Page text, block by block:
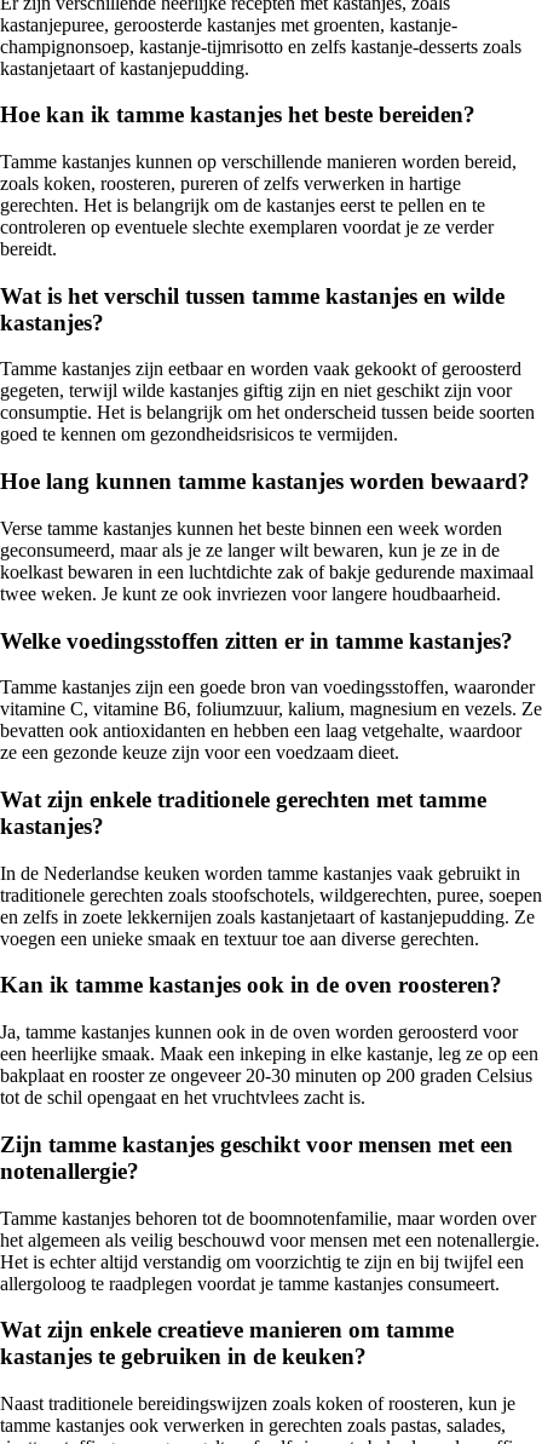
kastanjepuree, geroosterde kastanjes met groenten, kastanje-
champignonsoep, kastanje-tijmrisotto en zelfs kastanje-desserts zoals
kastanjetaart of kastanjepudding.
Hoe kan ik tamme kastanjes het beste bereiden?
Tamme kastanjes kunnen op verschillende manieren worden bereid,
zoals koken, roosteren, pureren of zelfs verwerken in hartige
gerechten. Het is belangrijk om de kastanjes eerst te pellen en te
controleren op eventuele slechte exemplaren voordat je ze verder
bereidt.
Wat is het verschil tussen tamme kastanjes en wilde
kastanjes?
Tamme kastanjes zijn eetbaar en worden vaak gekookt of geroosterd
gegeten, terwijl wilde kastanjes giftig zijn en niet geschikt zijn voor
consumptie. Het is belangrijk om het onderscheid tussen beide soorten
goed te kennen om gezondheidsrisicos te vermijden.
Hoe lang kunnen tamme kastanjes worden bewaard?
Verse tamme kastanjes kunnen het beste binnen een week worden
geconsumeerd, maar als je ze langer wilt bewaren, kun je ze in de
koelkast bewaren in een luchtdichte zak of bakje gedurende maximaal
twee weken. Je kunt ze ook invriezen voor langere houdbaarheid.
Welke voedingsstoffen zitten er in tamme kastanjes?
Tamme kastanjes zijn een goede bron van voedingsstoffen, waaronder
vitamine C, vitamine B6, foliumzuur, kalium, magnesium en vezels. Ze
bevatten ook antioxidanten en hebben een laag vetgehalte, waardoor
ze een gezonde keuze zijn voor een voedzaam dieet.
Wat zijn enkele traditionele gerechten met tamme
kastanjes?
In de Nederlandse keuken worden tamme kastanjes vaak gebruikt in
traditionele gerechten zoals stoofschotels, wildgerechten, puree, soepen
en zelfs in zoete lekkernijen zoals kastanjetaart of kastanjepudding. Ze
voegen een unieke smaak en textuur toe aan diverse gerechten.
Kan ik tamme kastanjes ook in de oven roosteren?
Ja, tamme kastanjes kunnen ook in de oven worden geroosterd voor
een heerlijke smaak. Maak een inkeping in elke kastanje, leg ze op een
bakplaat en rooster ze ongeveer 20-30 minuten op 200 graden Celsius
tot de schil opengaat en het vruchtvlees zacht is.
Zijn tamme kastanjes geschikt voor mensen met een
notenallergie?
Tamme kastanjes behoren tot de boomnotenfamilie, maar worden over
het algemeen als veilig beschouwd voor mensen met een notenallergie.
Het is echter altijd verstandig om voorzichtig te zijn en bij twijfel een
allergoloog te raadplegen voordat je tamme kastanjes consumeert.
Wat zijn enkele creatieve manieren om tamme
kastanjes te gebruiken in de keuken?
Naast traditionele bereidingswijzen zoals koken of roosteren, kun je
tamme kastanjes ook verwerken in gerechten zoals pastas, salades,